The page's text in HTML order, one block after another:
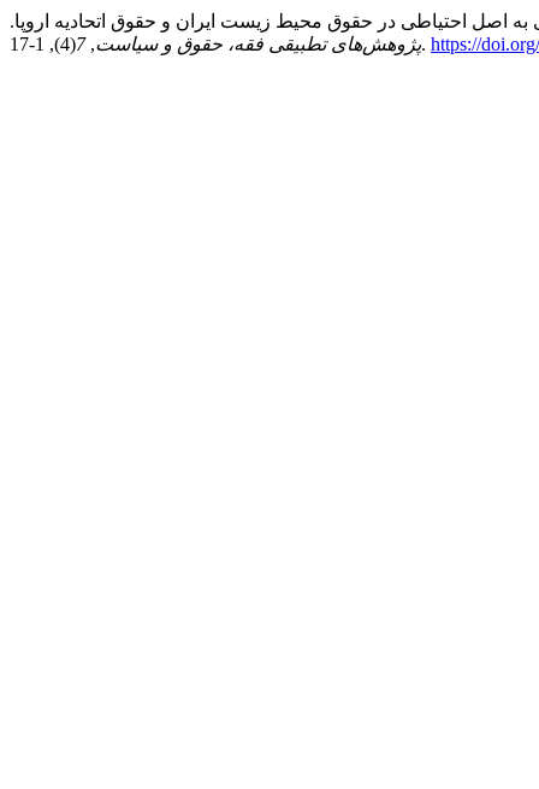
پژوهش‌های تطبیقی فقه، حقوق و سیاست,
7 (4), 1-17. https://